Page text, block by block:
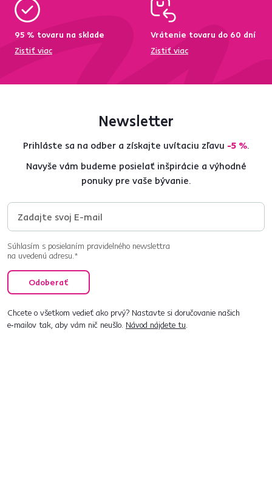
95 % tovaru na sklade
Zistiť viac
Vrátenie tovaru do 60 dní
Zistiť viac
Newsletter
Prihláste sa na odber a získajte uvítaciu zľavu -5 %.
Navyše vám budeme posielať inšpirácie a výhodné
ponuky pre vaše bývanie.
Súhlasím s posielaním pravidelného newslettra
na uvedenú adresu.*
Odoberať
Chcete o všetkom vedieť ako prvý? Nastavte si doručovanie našich
e‑mailov tak, aby vám nič neušlo. Návod nájdete tu.